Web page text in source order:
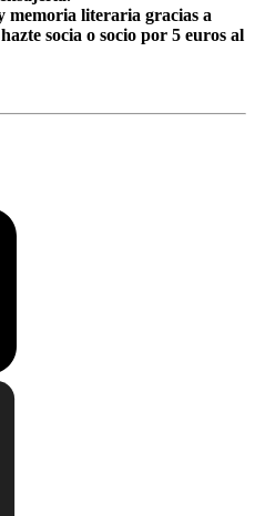
memoria literaria gracias a
socia o socio por 5 euros al